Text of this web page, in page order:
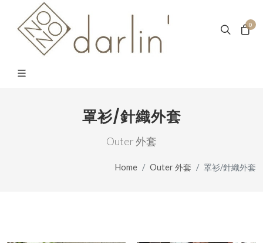
0
罩衫/針織外套
Outer 外套
Home Outer 外套 罩衫/針織外套